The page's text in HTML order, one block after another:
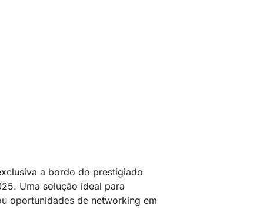
a bordo do prestigiado
Uma solução ideal para
oportunidades de networking em